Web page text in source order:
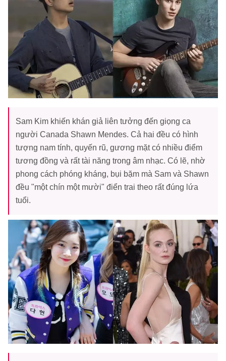
Sam Kim khiến khán giả liên tưởng đến giọng ca
người Canada Shawn Mendes. Cả hai đều có hình
tượng nam tính, quyến rũ, gương mặt có nhiều điểm
tương đồng và rất tài năng trong âm nhạc. Có lẽ, nhờ
phong cách phóng kháng, bụi bặm mà Sam và Shawn
đều "một chín một mười" điển trai theo rất đúng lứa
tuổi.